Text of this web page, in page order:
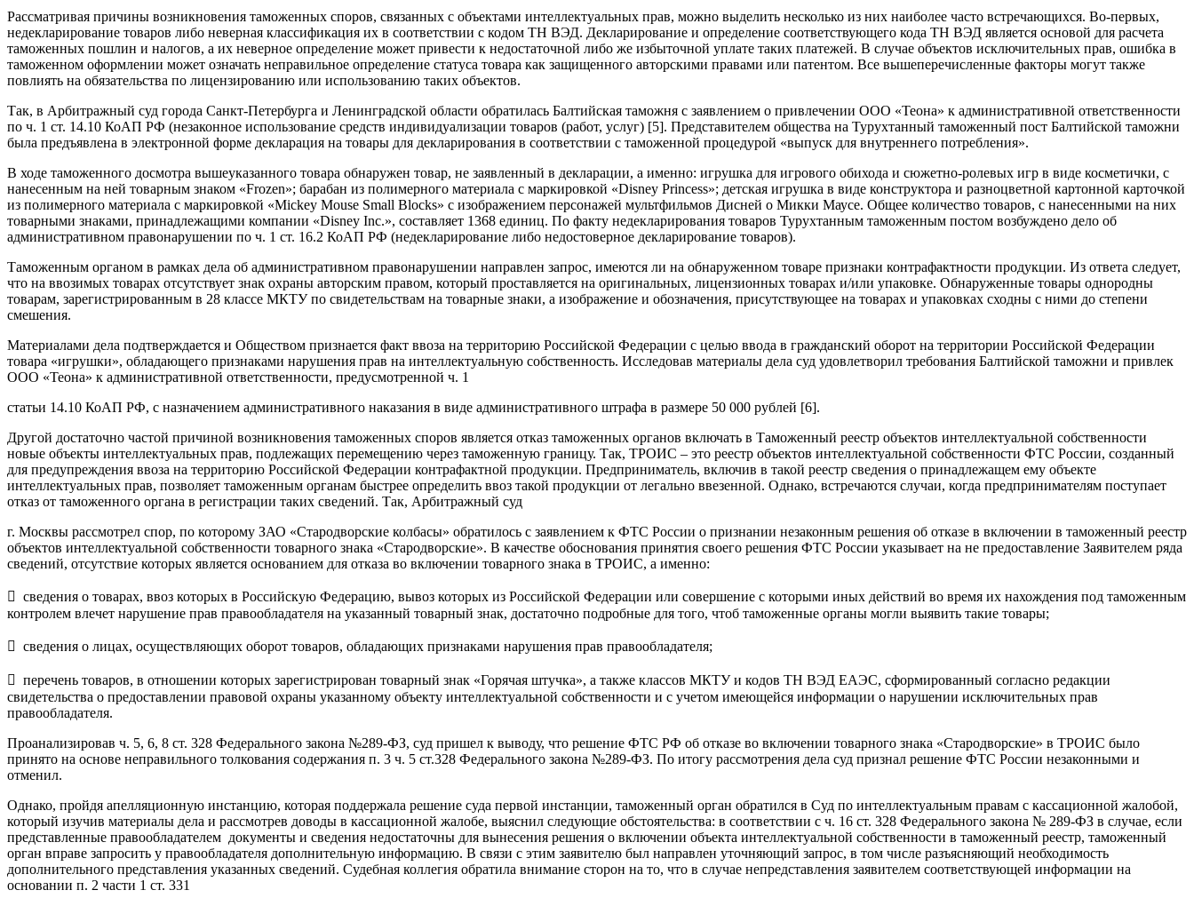
Рассматривая причины возникновения таможенных споров, связанных с объектами интеллектуальных прав, можно выделить несколько из них наиболее часто встречающихся. Во-первых,
недекларирование товаров либо неверная классификация их в соответствии с кодом ТН ВЭД. Декларирование и определение соответствующего кода ТН ВЭД является основой для расчета
таможенных пошлин и налогов, а их неверное определение может привести к недостаточной либо же избыточной уплате таких платежей. В случае объектов исключительных прав, ошибка в
таможенном оформлении может означать неправильное определение статуса товара как защищенного авторскими правами или патентом. Все вышеперечисленные факторы могут также
повлиять на обязательства по лицензированию или использованию таких объектов.
Так, в Арбитражный суд города Санкт-Петербурга и Ленинградской области обратилась Балтийская таможня с заявлением о привлечении ООО «Теона» к административной ответственности
по ч. 1 ст. 14.10 КоАП РФ (незаконное использование средств индивидуализации товаров (работ, услуг) [5]. Представителем общества на Турухтанный таможенный пост Балтийской таможни
была предъявлена в электронной форме декларация на товары для декларирования в соответствии с таможенной процедурой «выпуск для внутреннего потребления».
В ходе таможенного досмотра вышеуказанного товара обнаружен товар, не заявленный в декларации, а именно: игрушка для игрового обихода и сюжетно-ролевых игр в виде косметички, с
нанесенным на ней товарным знаком «Frozen»; барабан из полимерного материала с маркировкой «Disney Princess»; детская игрушка в виде конструктора и разноцветной картонной карточкой
из полимерного материала с маркировкой «Mickey Mouse Small Blocks» с изображением персонажей мультфильмов Дисней о Микки Маусе. Общее количество товаров, с нанесенными на них
товарными знаками, принадлежащими компании «Disney Inc.», составляет 1368 единиц. По факту недекларирования товаров Турухтанным таможенным постом возбуждено дело об
административном правонарушении по ч. 1 ст. 16.2 КоАП РФ (недекларирование либо недостоверное декларирование товаров).
Таможенным органом в рамках дела об административном правонарушении направлен запрос, имеются ли на обнаруженном товаре признаки контрафактности продукции. Из ответа следует,
что на ввозимых товарах отсутствует знак охраны авторским правом, который проставляется на оригинальных, лицензионных товарах и/или упаковке. Обнаруженные товары однородны
товарам, зарегистрированным в 28 классе МКТУ по свидетельствам на товарные знаки, а изображение и обозначения, присутствующее на товарах и упаковках сходны с ними до степени
смешения.
Материалами дела подтверждается и Обществом признается факт ввоза на территорию Российской Федерации с целью ввода в гражданский оборот на территории Российской Федерации
товара «игрушки», обладающего признаками нарушения прав на интеллектуальную собственность. Исследовав материалы дела суд удовлетворил требования Балтийской таможни и привлек
ООО «Теона» к административной ответственности, предусмотренной ч. 1
статьи 14.10 КоАП РФ, с назначением административного наказания в виде административного штрафа в размере 50 000 рублей [6].
Другой достаточно частой причиной возникновения таможенных споров является отказ таможенных органов включать в Таможенный реестр объектов интеллектуальной собственности
новые объекты интеллектуальных прав, подлежащих перемещению через таможенную границу. Так, ТРОИС – это реестр объектов интеллектуальной собственности ФТС России, созданный
для предупреждения ввоза на территорию Российской Федерации контрафактной продукции. Предприниматель, включив в такой реестр сведения о принадлежащем ему объекте
интеллектуальных прав, позволяет таможенным органам быстрее определить ввоз такой продукции от легально ввезенной. Однако, встречаются случаи, когда предпринимателям поступает
отказ от таможенного органа в регистрации таких сведений. Так, Арбитражный суд
г. Москвы рассмотрел спор, по которому ЗАО «Стародворские колбасы» обратилось с заявлением к ФТС России о признании незаконным решения об отказе в включении в таможенный реестр
объектов интеллектуальной собственности товарного знака «Стародворские». В качестве обоснования принятия своего решения ФТС России указывает на не предоставление Заявителем ряда
сведений, отсутствие которых является основанием для отказа во включении товарного знака в ТРОИС, а именно:
 сведения о товарах, ввоз которых в Российскую Федерацию, вывоз которых из Российской Федерации или совершение с которыми иных действий во время их нахождения под таможенным
контролем влечет нарушение прав правообладателя на указанный товарный знак, достаточно подробные для того, чтоб таможенные органы могли выявить такие товары;
 сведения о лицах, осуществляющих оборот товаров, обладающих признаками нарушения прав правообладателя;
 перечень товаров, в отношении которых зарегистрирован товарный знак «Горячая штучка», а также классов МКТУ и кодов ТН ВЭД ЕАЭС, сформированный согласно редакции
свидетельства о предоставлении правовой охраны указанному объекту интеллектуальной собственности и с учетом имеющейся информации о нарушении исключительных прав
правообладателя.
Проанализировав ч. 5, 6, 8 ст. 328 Федерального закона №289-ФЗ, суд пришел к выводу, что решение ФТС РФ об отказе во включении товарного знака «Стародворские» в ТРОИС было
принято на основе неправильного толкования содержания п. 3 ч. 5 ст.328 Федерального закона №289-ФЗ. По итогу рассмотрения дела суд признал решение ФТС России незаконными и
отменил.
Однако, пройдя апелляционную инстанцию, которая поддержала решение суда первой инстанции, таможенный орган обратился в Суд по интеллектуальным правам с кассационной жалобой,
который изучив материалы дела и рассмотрев доводы в кассационной жалобе, выяснил следующие обстоятельства: в соответствии с ч. 16 ст. 328 Федерального закона № 289-ФЗ в случае, если
представленные правообладателем документы и сведения недостаточны для вынесения решения о включении объекта интеллектуальной собственности в таможенный реестр, таможенный
орган вправе запросить у правообладателя дополнительную информацию. В связи с этим заявителю был направлен уточняющий запрос, в том числе разъясняющий необходимость
дополнительного представления указанных сведений. Судебная коллегия обратила внимание сторон на то, что в случае непредставления заявителем соответствующей информации на
основании п. 2 части 1 ст. 331